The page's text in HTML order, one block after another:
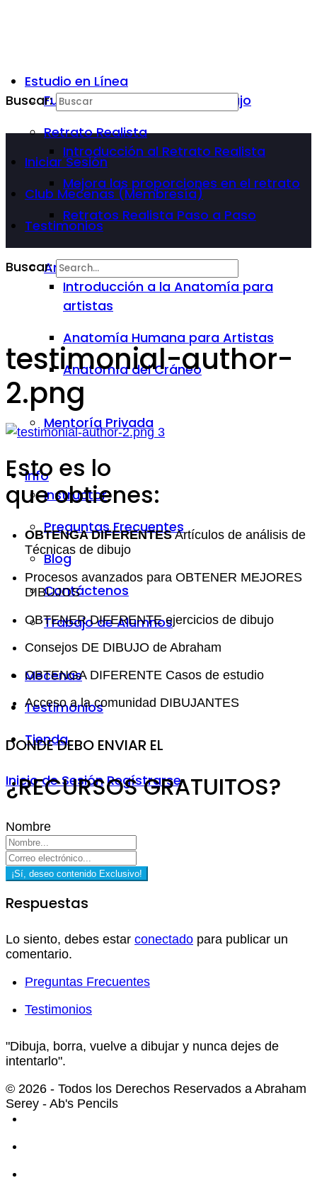
Estudio en Línea
Fundamentos Básicos del Dibujo
Retrato Realista
Introducción al Retrato Realista
Mejora las proporciones en el retrato
Retratos Realista Paso a Paso
Anatomía Para Artista
Introducción a la Anatomía para
artistas
Anatomía Humana para Artistas
Anatomía del Cráneo
Mentoría Privada
Info
Instructor
Preguntas Frecuentes
Blog
Contáctenos
Trabajo de Alumnos
Mecenas
Testimonios
Tienda
Inicio de Sesión Regístrarse
Buscar:
Iniciar Sesión
Club Mecenas (Membresía)
Testimonios
Buscar:
testimonial-author-
2.png
Esto es lo
que obtienes:
OBTENGA DIFERENTESArtículos de análisis de
Técnicas de dibujo
Procesos avanzados para OBTENER MEJORES
DIBUJOS
OBTENER DIFERENTE ejercicios de dibujo
Consejos DE DIBUJO de Abraham
OBTENGA DIFERENTE Casos de estudio
Acceso a la comunidad DIBUJANTES
DONDE DEBO ENVIAR EL
¿RECURSOS GRATUITOS?
Nombre
¡Sí, deseo contenido Exclusivo!
Respuestas
Lo siento, debes estar conectado para publicar un
comentario.
Preguntas Frecuentes
Testimonios
"Dibuja, borra, vuelve a dibujar y nunca dejes de
intentarlo".
© 2026 - Todos los Derechos Reservados a Abraham
Serey - Ab's Pencils